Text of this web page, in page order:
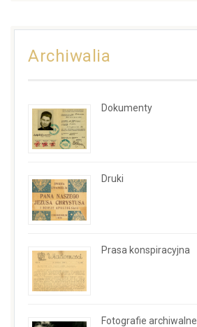
Archiwalia
Dokumenty
Druki
Prasa konspiracyjna
Fotografie archiwalne